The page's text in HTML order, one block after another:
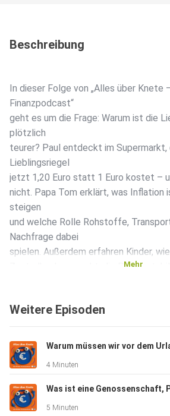
Beschreibung
In dieser Folge von „Alles über Knete
Finanzpodcast“
geht es um die Frage: Warum ist die
plötzlich
teurer? Paul entdeckt im Supermarkt,
Lieblingsriegel
jetzt 1,20 Euro statt 1 Euro kostet –
nicht. Papa Tom erklärt, was Inflation
steigen
und welche Rolle Rohstoffe,
Nachfrage dabei
spielen. Außerdem erfahren Kinder,
Zentralbank versucht, die Preise stabil
ausgegeben
trotzdem an
seine Schokolade zu kommen.
Mehr
Weitere Episoden
4 Minuten
Was ist eine Genossenschaft,
5 Minuten